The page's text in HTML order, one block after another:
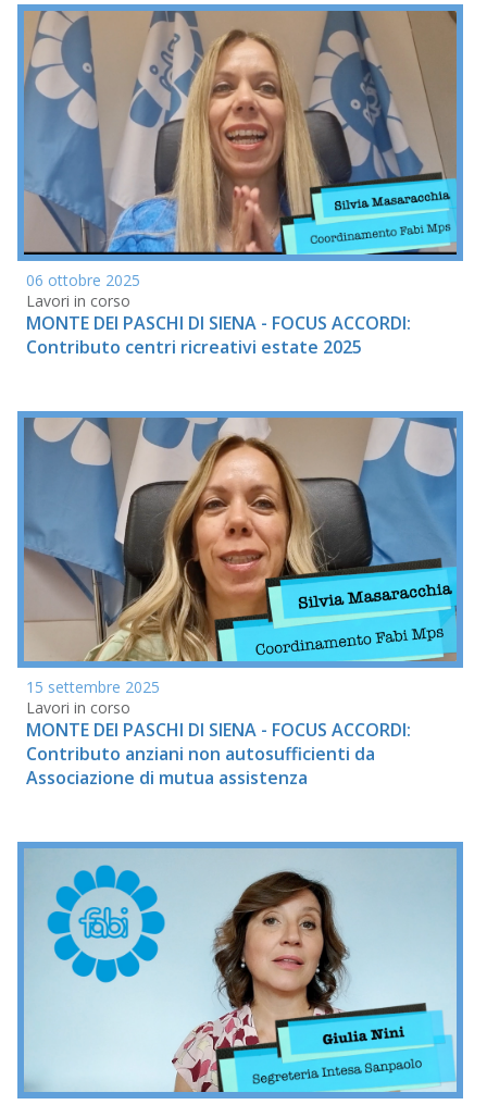
06 ottobre 2025
Lavori in corso
MONTE DEI PASCHI DI SIENA - FOCUS ACCORDI:
Contributo centri ricreativi estate 2025
15 settembre 2025
Lavori in corso
MONTE DEI PASCHI DI SIENA - FOCUS ACCORDI:
Contributo anziani non autosufficienti da
Associazione di mutua assistenza